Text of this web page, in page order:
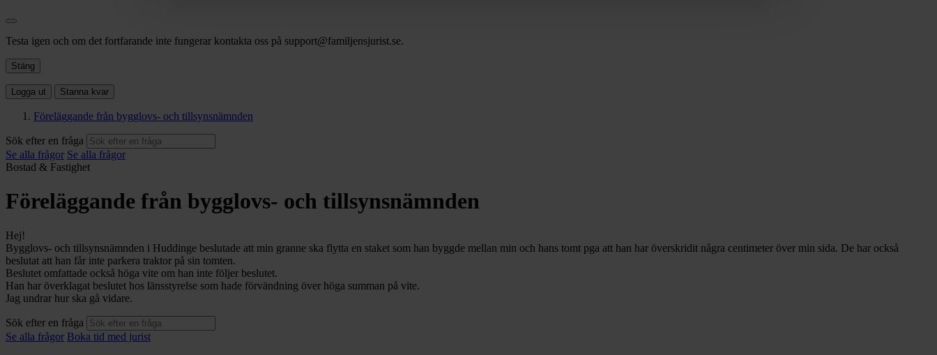
Testa igen och om det fortfarande inte fungerar kontakta oss på support@familjensjurist.se.
Stäng
Logga ut Stanna kvar
Föreläggande från bygglovs- och tillsynsnämnden
Sök efter en fråga
Se alla frågor Se alla frågor
Bostad & Fastighet
Föreläggande från bygglovs- och tillsynsnämnden
Hej!
Bygglovs- och tillsynsnämnden i Huddinge beslutade att min granne ska flytta en staket som han byggde mellan min och hans tomt pga att han har överskridit några centimeter över min sida. De har också
beslutat att han får inte parkera traktor på sin tomten.
Beslutet omfattade också höga vite om han inte följer beslutet.
Han har överklagat beslutet hos länsstyrelse som hade förvändning över höga summan på vite.
Jag undrar hur ska gå vidare.
Sök efter en fråga
Se alla frågor Boka tid med jurist